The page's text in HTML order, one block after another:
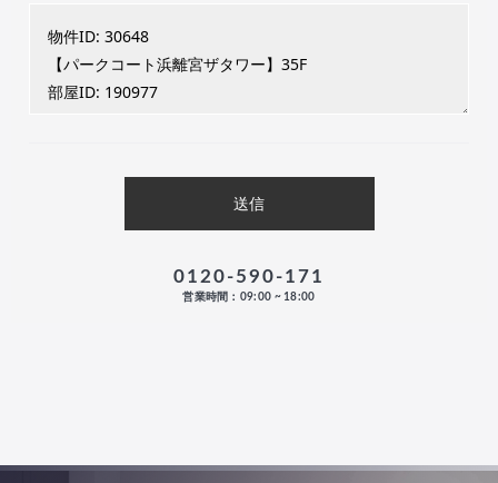
0120-590-171
営業時間：09:00 ~ 18:00